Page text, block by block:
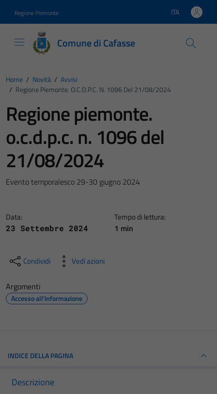
Regione Piemonte Lingua attiva:
ITA
Comune di Cafasse
Home / Novità / Avvisi
/ Regione Piemonte. O.c.d.p.c. N. 1096 Del 21/08/2024
Regione piemonte.
o.c.d.p.c. n. 1096 del
21/08/2024
Evento temporalesco 29-30 giugno 2024
Data:
23 Settembre 2024
Tempo di lettura:
1 min
Condividi Vedi azioni
Argomenti
Accesso all'informazione
INDICE DELLA PAGINA
Descrizione